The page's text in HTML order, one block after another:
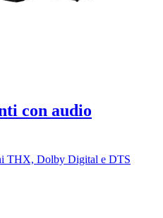
con audio
THX, Dolby Digital e DTS